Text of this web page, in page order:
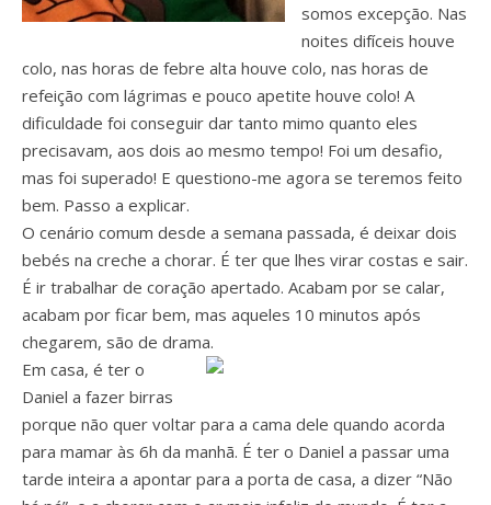
somos excepção. Nas
noites difíceis houve
colo, nas horas de febre alta houve colo, nas horas de
refeição com lágrimas e pouco apetite houve colo! A
dificuldade foi conseguir dar tanto mimo quanto eles
precisavam, aos dois ao mesmo tempo! Foi um desafio,
mas foi superado! E questiono-me agora se teremos feito
bem. Passo a explicar.
O cenário comum desde a semana passada, é deixar dois
bebés na creche a chorar. É ter que lhes virar costas e sair.
É ir trabalhar de coração apertado. Acabam por se calar,
acabam por ficar bem, mas aqueles 10 minutos após
chegarem, são de drama.
Em casa, é ter o
Daniel a fazer birras
porque não quer voltar para a cama dele quando acorda
para mamar às 6h da manhã. É ter o Daniel a passar uma
tarde inteira a apontar para a porta de casa, a dizer “Não